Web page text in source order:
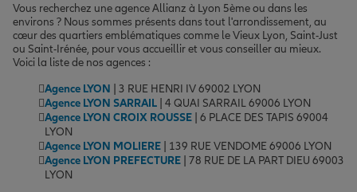
Vous recherchez une agence Allianz à Lyon 5ème ou dans les
environs ? Nous sommes présents dans tout l'arrondissement, au
cœur des quartiers emblématiques comme le Vieux Lyon, Saint-Just
ou Saint-Irénée, pour vous accueillir et vous conseiller au mieux.
Voici la liste de nos agences :
Agence LYON | 3 RUE HENRI IV 69002 LYON
Agence LYON SARRAIL | 4 QUAI SARRAIL 69006 LYON
Agence LYON CROIX ROUSSE | 6 PLACE DES TAPIS 69004
LYON
Agence LYON MOLIERE | 139 RUE VENDOME 69006 LYON
Agence LYON PREFECTURE | 78 RUE DE LA PART DIEU 69003
LYON